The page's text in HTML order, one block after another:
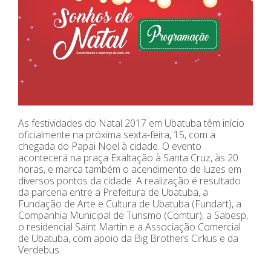
As festividades do Natal 2017 em Ubatuba têm início
oficialmente na próxima sexta-feira, 15, com a
chegada do Papai Noel à cidade. O evento
acontecerá na praça Exaltação à Santa Cruz, às 20
horas, e marca também o acendimento de luzes em
diversos pontos da cidade. A realização é resultado
da parceria entre a Prefeitura de Ubatuba, a
Fundação de Arte e Cultura de Ubatuba (Fundart), a
Companhia Municipal de Turismo (Comtur), a Sabesp,
o residencial Saint Martin e a Associação Comercial
de Ubatuba, com apoio da Big Brothers Cirkus e da
Verdebus.